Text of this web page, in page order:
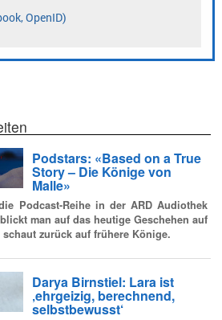
Podstars: «Based on a True
Story – Die Könige von
Malle»
Podcast-Reihe in der ARD Audiothek
man auf das heutige Geschehen auf
zurück auf frühere Könige.
Darya Birnstiel: Lara ist
‚ehrgeizig, berechnend,
selbstbewusst‘